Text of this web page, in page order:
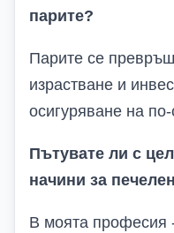
парите?
Парите се
израстване и
осигуряване на
Пътувате ли с
начини за
В моята професия